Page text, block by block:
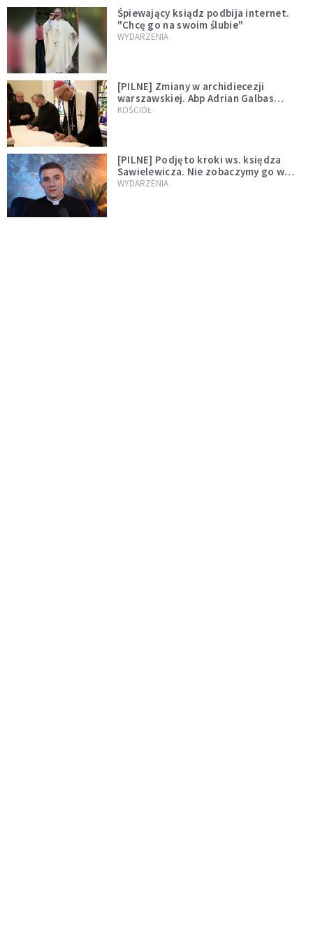
Śpiewający ksiądz podbija internet.
"Chcę go na swoim ślubie"
WYDARZENIA
[PILNE] Zmiany w archidiecezji
warszawskiej. Abp Adrian Galbas
wręczył dekrety nowym proboszczom
KOŚCIÓŁ
[PILNE] Podjęto kroki ws. księdza
Sawielewicza. Nie zobaczymy go w
mediach
WYDARZENIA